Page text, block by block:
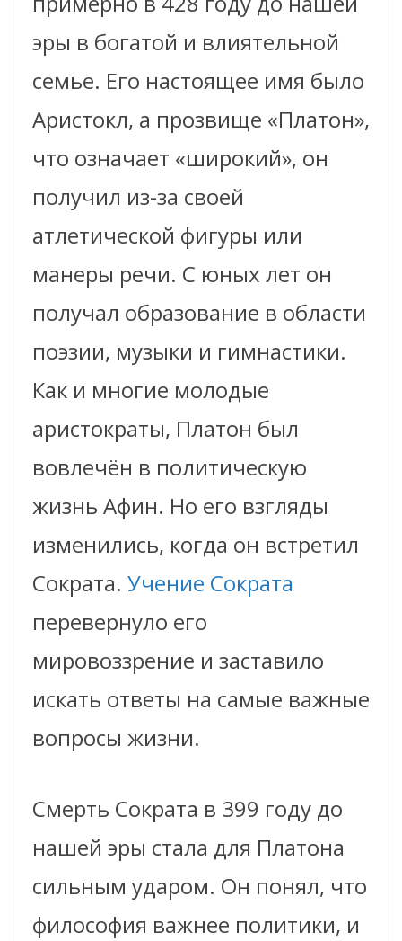
эры в богатой и влиятельной
семье. Его настоящее имя было
Аристокл, а прозвище «Платон»,
что означает «широкий», он
получил из-за своей
атлетической фигуры или
манеры речи. С юных лет он
получал образование в области
поэзии, музыки и гимнастики.
Как и многие молодые
аристократы, Платон был
вовлечён в политическую
жизнь Афин. Но его взгляды
изменились, когда он встретил
Сократа. Учение Сократа
перевернуло его
мировоззрение и заставило
искать ответы на самые важные
вопросы жизни.
Смерть Сократа в 399 году до
нашей эры стала для Платона
сильным ударом. Он понял, что
философия важнее политики, и